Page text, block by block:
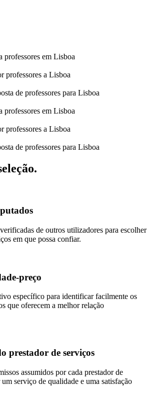
professores em Lisboa
professores a Lisboa
de professores para Lisboa
professores em Lisboa
professores a Lisboa
de professores para Lisboa
de outros utilizadores para escolher
em que possa confiar.
preço
específico para identificar facilmente os
que oferecem a melhor relação
prestador de serviços
assumidos por cada prestador de
serviço de qualidade e uma satisfação